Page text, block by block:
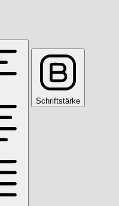
Schriftstärke